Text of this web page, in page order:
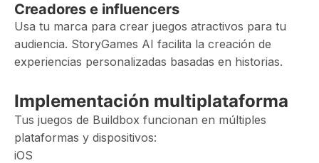
Creadores e influencers
Usa tu marca para crear juegos atractivos para tu
audiencia. StoryGames AI facilita la creación de
experiencias personalizadas basadas en historias.
Implementación multiplataforma
Tus juegos de Buildbox funcionan en múltiples
plataformas y dispositivos:
iOS